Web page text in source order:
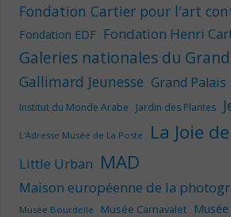
Fondation Cartier pour l'art
Fondation EDF Fondation Henri
Galeries nationales du
Gallimard Jeunesse Grand Palais
Institut du Monde Arabe Jardin des Plantes
L'Adresse Musée de La Poste La Joie
Little Urban MAD
Maison européenne de la
Musée Bourdelle
Musée Carnavalet